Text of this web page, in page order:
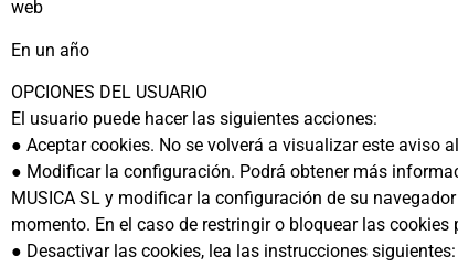
web
En un año
OPCIONES DEL USUARIO
El usuario puede hacer las siguientes acciones:
● Aceptar cookies. No se volverá a visualizar este aviso
● Modificar la configuración. Podrá obtener más
MUSICA SL y modificar la configuración de su
momento. En el caso de restringir o bloquear las
● Desactivar las cookies, lea las instrucciones siguientes: